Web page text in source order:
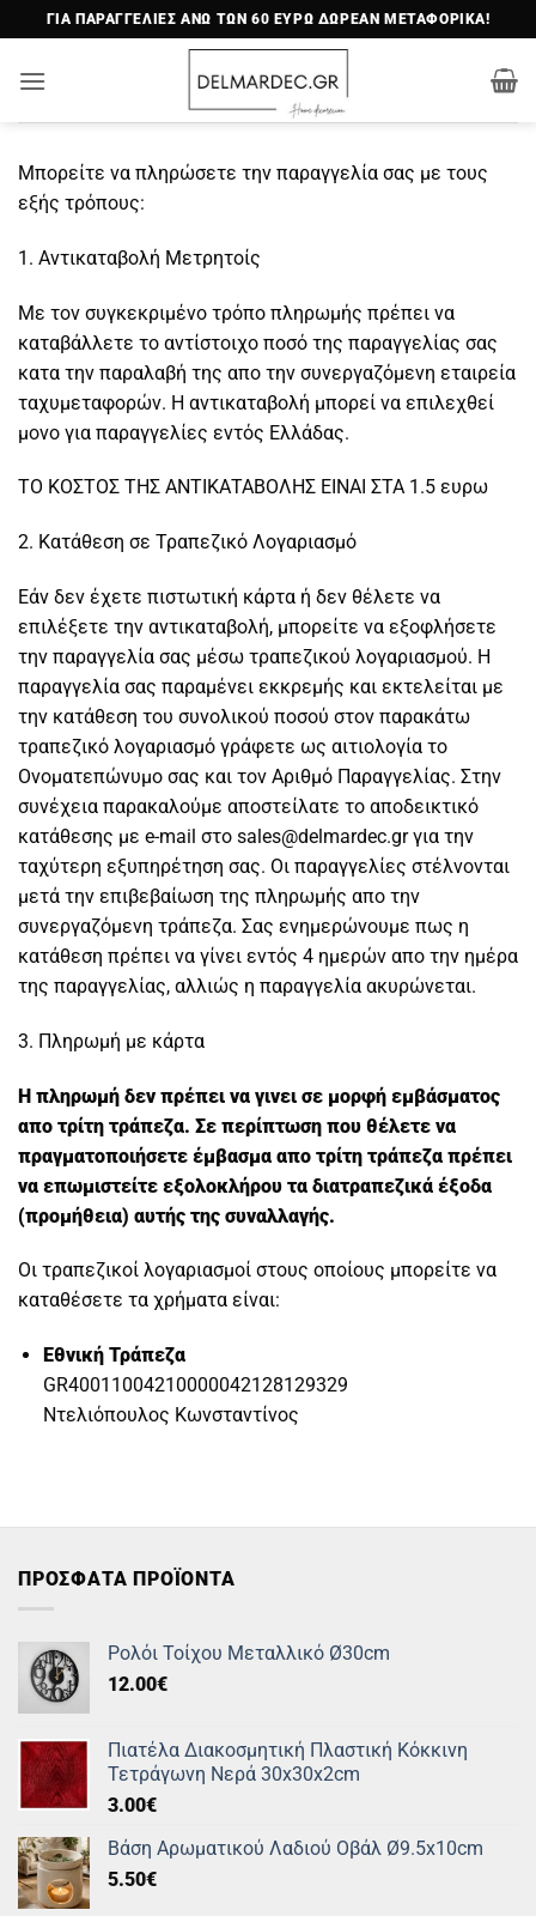
Μετάβαση
στο
περιεχόμενο
ΓΙΑ ΠΑΡΑΓΓΕΛΙΕΣ ΑΝΩ ΤΩΝ 60 ΕΥΡΩ ΔΩΡΕΑΝ ΜΕΤΑΦΟΡΙΚΑ!
Μπορείτε να πληρώσετε την παραγγελία σας με τους
εξής τρόπους:
1. Αντικαταβολή Μετρητοίς
Με τον συγκεκριμένο τρόπο πληρωμής πρέπει να
καταβάλλετε το αντίστοιχο ποσό της παραγγελίας σας
κατα την παραλαβή της απο την συνεργαζόμενη εταιρεία
ταχυμεταφορών. Η αντικαταβολή μπορεί να επιλεχθεί
μονο για παραγγελίες εντός Ελλάδας.
ΤΟ ΚΟΣΤΟΣ ΤΗΣ ΑΝΤΙΚΑΤΑΒΟΛΗΣ ΕΙΝΑΙ ΣΤΑ 1.5 ευρω
2. Κατάθεση σε Τραπεζικό Λογαριασμό
Εάν δεν έχετε πιστωτική κάρτα ή δεν θέλετε να
επιλέξετε την αντικαταβολή, μπορείτε να εξοφλήσετε
την παραγγελία σας μέσω τραπεζικού λογαριασμού. Η
παραγγελία σας παραμένει εκκρεμής και εκτελείται με
την κατάθεση του συνολικού ποσού στον παρακάτω
τραπεζικό λογαριασμό γράφετε ως αιτιολογία το
Ονοματεπώνυμο σας και τον Αριθμό Παραγγελίας. Στην
συνέχεια παρακαλούμε αποστείλατε το αποδεικτικό
κατάθεσης με e-mail στο sales@delmardec.gr για την
ταχύτερη εξυπηρέτηση σας. Οι παραγγελίες στέλνονται
μετά την επιβεβαίωση της πληρωμής απο την
συνεργαζόμενη τράπεζα. Σας ενημερώνουμε πως η
κατάθεση πρέπει να γίνει εντός 4 ημερών απο την ημέρα
της παραγγελίας, αλλιώς η παραγγελία ακυρώνεται.
3. Πληρωμή με κάρτα
Η πληρωμή δεν πρέπει να γινει σε μορφή εμβάσματος
απο τρίτη τράπεζα. Σε περίπτωση που θέλετε να
πραγματοποιήσετε έμβασμα απο τρίτη τράπεζα πρέπει
να επωμιστείτε εξολοκλήρου τα διατραπεζικά έξοδα
(προμήθεια) αυτής της συναλλαγής.
Οι τραπεζικοί λογαριασμοί στους οποίους μπορείτε να
καταθέσετε τα χρήματα είναι:
Εθνική Τράπεζα
GR40011004210000042128129329
Ντελιόπουλος Κωνσταντίνος
ΠΡΟΣΦΑΤΑ ΠΡΟΪΟΝΤΑ
Ρολόι Τοίχου Μεταλλικό Ø30cm
12.00€
Πιατέλα Διακοσμητική Πλαστική Κόκκινη
Τετράγωνη Νερά 30x30x2cm
3.00€
Βάση Αρωματικού Λαδιού Οβάλ Ø9.5x10cm
5.50€